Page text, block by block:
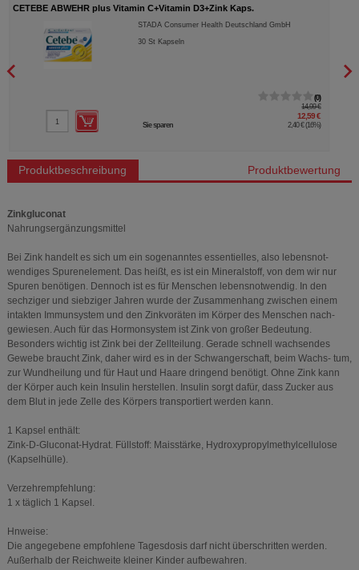
CETEBE ABWEHR plus Vitamin C+Vitamin D3+Zink Kaps.
STADA Consumer Health Deutschland GmbH
30St Kapseln
0
14,99 €
12,59 €
Sie sparen 2,40 € (16%)
Produktbeschreibung Produktbewertung
Zinkgluconat
Nahrungsergänzungsmittel
Bei Zink handelt es sich um ein sogenanntes essentielles, also lebensnot-
wendiges Spurenelement. Das heißt, es ist ein Mineralstoff, von dem wir nur
Spuren benötigen. Dennoch ist es für Menschen lebensnotwendig. In den
sechziger und siebziger Jahren wurde der Zusammenhang zwischen einem
intakten Immunsystem und den Zinkvoräten im Körper des Menschen nach-
gewiesen. Auch für das Hormonsystem ist Zink von großer Bedeutung.
Besonders wichtig ist Zink bei der Zellteilung. Gerade schnell wachsendes
Gewebe braucht Zink, daher wird es in der Schwangerschaft, beim Wachs- tum,
zur Wundheilung und für Haut und Haare dringend benötigt. Ohne Zink kann
der Körper auch kein Insulin herstellen. Insulin sorgt dafür, dass Zucker aus
dem Blut in jede Zelle des Körpers transportiert werden kann.
1 Kapsel enthält:
Zink-D-Gluconat-Hydrat. Füllstoff: Maisstärke, Hydroxypropylmethylcellulose
(Kapselhülle).
Verzehrempfehlung:
1 x täglich 1 Kapsel.
Hnweise:
Die angegebene empfohlene Tagesdosis darf nicht überschritten werden.
Außerhalb der Reichweite kleiner Kinder aufbewahren.